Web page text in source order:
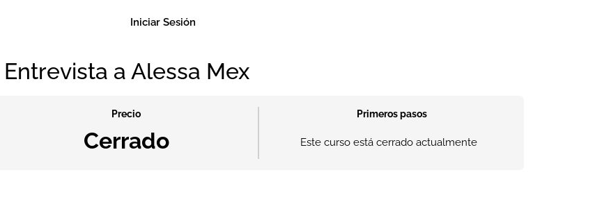
Iniciar Sesión
Entrevista a Alessa Mex
Precio
Cerrado
Primeros pasos
Este curso está cerrado actualmente